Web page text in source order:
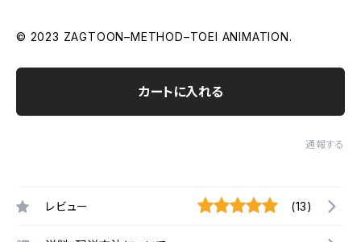
© 2023 ZAGTOON–METHOD–TOEI ANIMATION.
カートに入れる
通報する
レビュー (13)